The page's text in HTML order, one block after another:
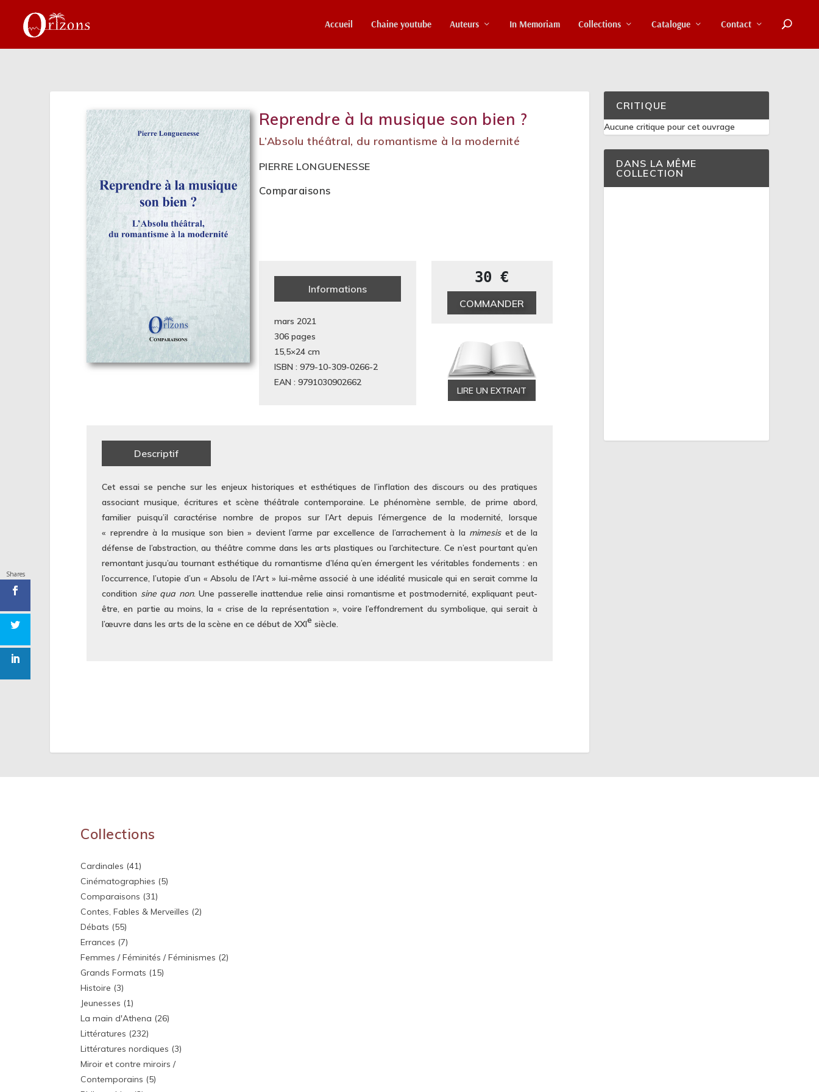
Accueil Chaine youtube Auteurs In Memoriam Collections Catalogue Contact
Reprendre à la musique son bien ?
L’Absolu théâtral, du romantisme à la modernité
PIERRE LONGUENESSE
Comparaisons
Informations
mars 2021
306 pages
15,5×24cm
ISBN : 979-10-309-0266-2
EAN : 9791030902662
30 €
COMMANDER
LIRE UN EXTRAIT
Descriptif
Cet essai se penche sur les enjeux historiques et esthétiques de l’inflation des discours ou des pratiques
associant musique, écritures et scène théâtrale contemporaine. Le phénomène semble, de prime abord,
familier puisqu’il caractérise nombre de propos sur l’Art depuis l’émergence de la modernité, lorsque
« reprendre à la musique son bien » devient l’arme par excellence de l’arrachement à la mimesiset de la
défense de l’abstraction, au théâtre comme dans les arts plastiques ou l’architecture. Ce n’est pourtant qu’en
remontant jusqu’au tournant esthétique du romantisme d’Iéna qu’en émergent les véritables fondements : en
l’occurrence, l’utopie d’un « Absolu de l’Art » lui-même associé à une idéalité musicale qui en serait comme la
condition sine qua non. Une passerelle inattendue relie ainsi romantisme et postmodernité, expliquant peut-
être, en partie au moins, la « crise de la représentation », voire l’effondrement du symbolique, qui serait à
l’œuvre dans les arts de la scène en ce début de XXIe siècle.
CRITIQUE
Aucune critique pour cet ouvrage
DANS LA MÊME
COLLECTION
Collections
Cardinales (41)
Cinématographies (5)
Comparaisons (31)
Contes, Fables & Merveilles (2)
Débats (55)
Errances (7)
Femmes / Féminités / Féminismes (2)
Grands Formats (15)
Histoire (3)
Jeunesses (1)
La main d'Athena (26)
Littératures (232)
Littératures nordiques (3)
Miroir et contre miroirs /
Contemporains (5)
Shares